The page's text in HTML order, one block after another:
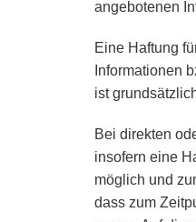
angebotenen
Eine Haftung
Informationen
ist
Bei direkten
insofern eine
möglich und
dass zum